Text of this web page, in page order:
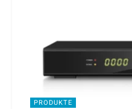
PRODUKTE